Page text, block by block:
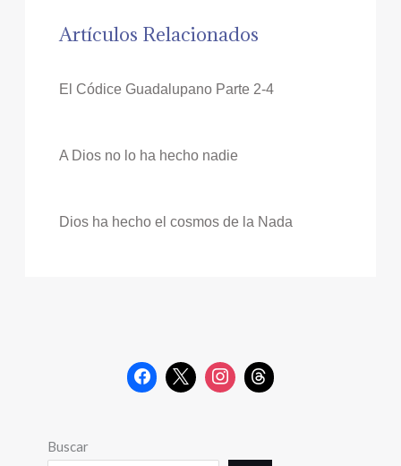
Artículos Relacionados
El Códice Guadalupano Parte 2-4
A Dios no lo ha hecho nadie
Dios ha hecho el cosmos de la Nada
Buscar